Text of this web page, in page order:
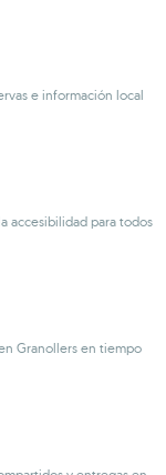
e información local
accesibilidad para todos
Granollers en tiempo